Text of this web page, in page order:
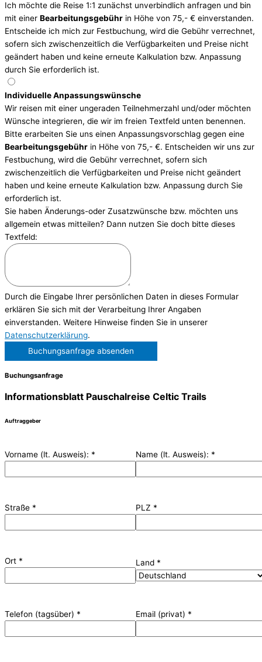
Ich möchte die Reise 1:1 zunächst unverbindlich anfragen und bin
mit einer Bearbeitungsgebühr in Höhe von 75,- € einverstanden.
Entscheide ich mich zur Festbuchung, wird die Gebühr verrechnet,
sofern sich zwischenzeitlich die Verfügbarkeiten und Preise nicht
geändert haben und keine erneute Kalkulation bzw. Anpassung
durch Sie erforderlich ist.
Individuelle Anpassungswünsche
Wir reisen mit einer ungeraden Teilnehmerzahl und/oder möchten
Wünsche integrieren, die wir im freien Textfeld unten benennen.
Bitte erarbeiten Sie uns einen Anpassungsvorschlag gegen eine
Bearbeitungsgebühr in Höhe von 75,- €. Entscheiden wir uns zur
Festbuchung, wird die Gebühr verrechnet, sofern sich
zwischenzeitlich die Verfügbarkeiten und Preise nicht geändert
haben und keine erneute Kalkulation bzw. Anpassung durch Sie
erforderlich ist.
Sie haben Änderungs-oder Zusatzwünsche bzw. möchten uns
allgemein etwas mitteilen? Dann nutzen Sie doch bitte dieses
Textfeld:
Durch die Eingabe Ihrer persönlichen Daten in dieses Formular
erklären Sie sich mit der Verarbeitung Ihrer Angaben
einverstanden. Weitere Hinweise finden Sie in unserer
Datenschutzerklärung.
Buchungsanfrage absenden
Buchungsanfrage
Informationsblatt Pauschalreise Celtic Trails
Auftraggeber
Vorname (lt. Ausweis): * Name (lt. Ausweis): *
Straße * PLZ *
Ort * Land *
Telefon (tagsüber) * Email (privat) *